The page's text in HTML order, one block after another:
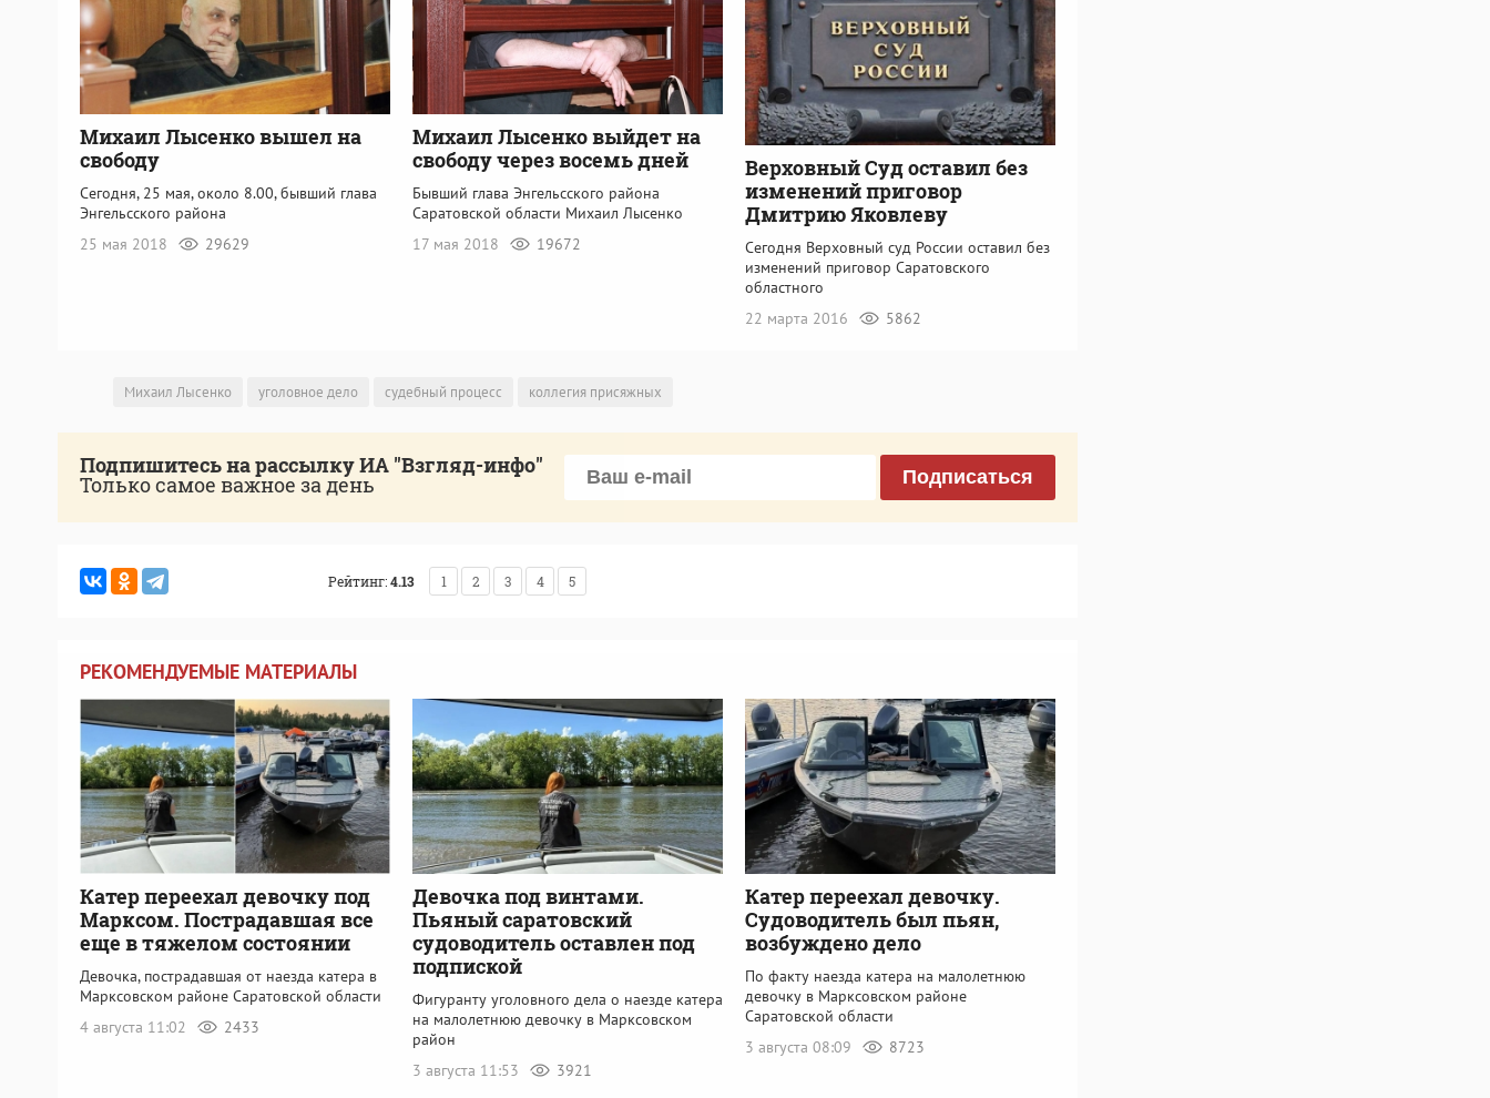
Михаил Лысенко вышел на
свободу
Сегодня, 25 мая, около 8.00, бывший глава
Энгельсского района
25 мая 2018
29629
Михаил Лысенко выйдет на
свободу через восемь дней
Бывший глава Энгельсского района
Саратовской области Михаил Лысенко
17 мая 2018
19672
Верховный Суд оставил без
изменений приговор
Дмитрию Яковлеву
Сегодня Верховный суд России оставил без
изменений приговор Саратовского
областного
22 марта 2016
5862
Михаил Лысенко уголовное дело судебный процесс коллегия присяжных
Подпишитесь на рассылку ИА "Взгляд-инфо"
Только самое важное за день Подписаться
Рейтинг:4.13 1 2 3 4 5
РЕКОМЕНДУЕМЫЕ МАТЕРИАЛЫ
Катер переехал девочку под
Марксом. Пострадавшая все
еще в тяжелом состоянии
Девочка, пострадавшая от наезда катера в
Марксовском районе Саратовской области
4 августа 11:02
2433
Девочка под винтами.
Пьяный саратовский
судоводитель оставлен под
подпиской
Фигуранту уголовного дела о наезде катера
на малолетнюю девочку в Марксовском
район
3 августа 11:53
3921
Катер переехал девочку.
Судоводитель был пьян,
возбуждено дело
По факту наезда катера на малолетнюю
девочку в Марксовском районе
Саратовской области
3 августа 08:09
8723